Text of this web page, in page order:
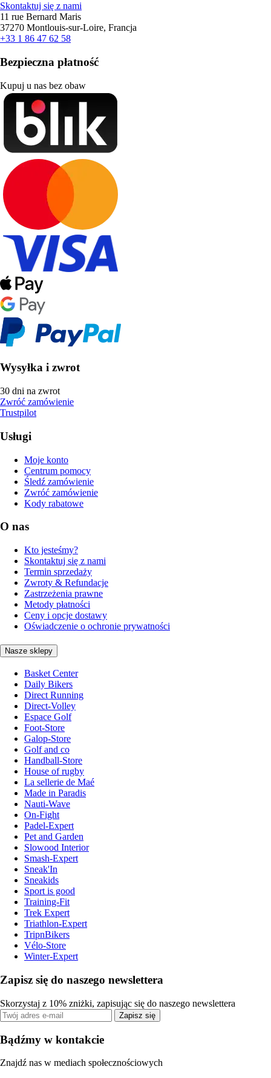
Skontaktuj się z nami
11 rue Bernard Maris
37270 Montlouis-sur-Loire, Francja
+33 1 86 47 62 58
Bezpieczna płatność
Kupuj u nas bez obaw
Wysyłka i zwrot
30 dni na zwrot
Zwróć zamówienie
Trustpilot
Usługi
Moje konto
Centrum pomocy
Śledź zamówienie
Zwróć zamówienie
Kody rabatowe
O nas
Kto jesteśmy?
Skontaktuj się z nami
Termin sprzedaży
Zwroty & Refundacje
Zastrzeżenia prawne
Metody płatności
Ceny i opcje dostawy
Oświadczenie o ochronie prywatności
Nasze sklepy
Basket Center
Daily Bikers
Direct Running
Direct-Volley
Espace Golf
Foot-Store
Galop-Store
Golf and co
Handball-Store
House of rugby
La sellerie de Maé
Made in Paradis
Nauti-Wave
On-Fight
Padel-Expert
Pet and Garden
Slowood Interior
Smash-Expert
Sneak'In
Sneakids
Sport is good
Training-Fit
Trek Expert
Triathlon-Expert
TripnBikers
Vélo-Store
Winter-Expert
Zapisz się do naszego newslettera
Skorzystaj z 10% zniżki, zapisując się do naszego newslettera
Zapisz się
Bądźmy w kontakcie
Znajdź nas w mediach społecznościowych